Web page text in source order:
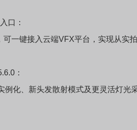
口：
一键接入云端VFX平台，实现从实
：
例化、新头发散射模式及更灵活灯光